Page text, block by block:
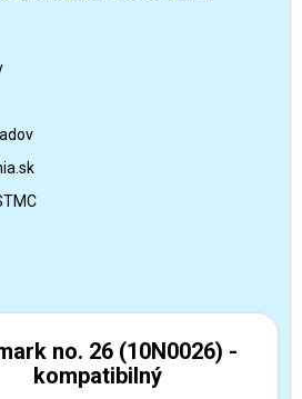
no. 26 (10N0026) -
kompatibilný